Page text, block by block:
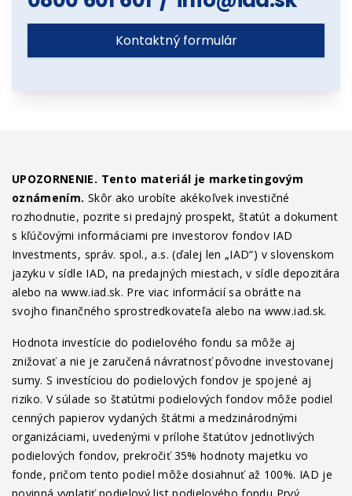
Kontaktný formulár
UPOZORNENIE. Tento materiál je marketingovým
oznámením. Skôr ako urobíte akékoľvek investičné
rozhodnutie, pozrite si predajný prospekt, štatút a dokument
s kľúčovými informáciami pre investorov fondov IAD
Investments, správ. spol., a.s. (ďalej len „IAD“) v slovenskom
jazyku v sídle IAD, na predajných miestach, v sídle depozitára
alebo na www.iad.sk. Pre viac informácií sa obráťte na
svojho finančného sprostredkovateľa alebo na www.iad.sk.
Hodnota investície do podielového fondu sa môže aj
znižovať a nie je zaručená návratnosť pôvodne investovanej
sumy. S investíciou do podielových fondov je spojené aj
riziko. V súlade so štatútmi podielových fondov môže podiel
cenných papierov vydaných štátmi a medzinárodnými
organizáciami, uvedenými v prílohe štatútov jednotlivých
podielových fondov, prekročiť 35% hodnoty majetku vo
fonde, pričom tento podiel môže dosiahnuť až 100%. IAD je
povinná vyplatiť podielový list podielového fondu Prvý